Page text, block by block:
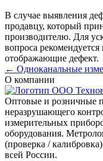
В случае выявления
продавцу, который
производителю. Для
вопроса
отображающие дефект.
← Одноканальные
О компании
Оптовые и розничные
неразрушающего
измерительных
оборудования.
(проверка /
всей России.